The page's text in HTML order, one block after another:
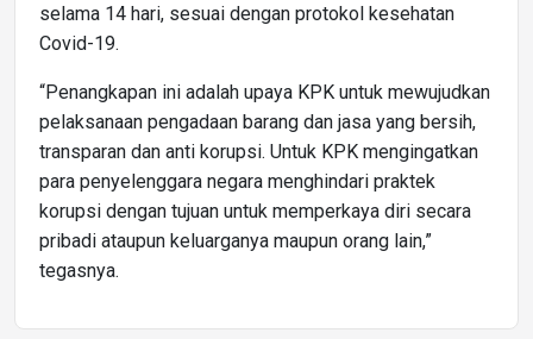
selama 14 hari, sesuai dengan protokol kesehatan
Covid-19.
“Penangkapan ini adalah upaya KPK untuk mewujudkan
pelaksanaan pengadaan barang dan jasa yang bersih,
transparan dan anti korupsi. Untuk KPK mengingatkan
para penyelenggara negara menghindari praktek
korupsi dengan tujuan untuk memperkaya diri secara
pribadi ataupun keluarganya maupun orang lain,”
tegasnya.